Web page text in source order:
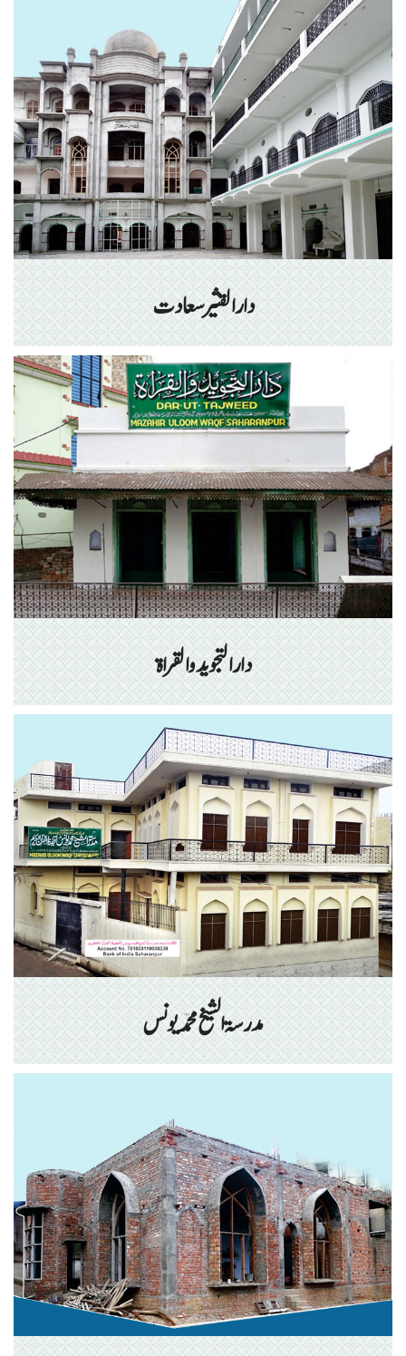
دارالقثیر سعادت
دارالتجوید والقراۃ
مدرسۃ الشیخ محمد یونس